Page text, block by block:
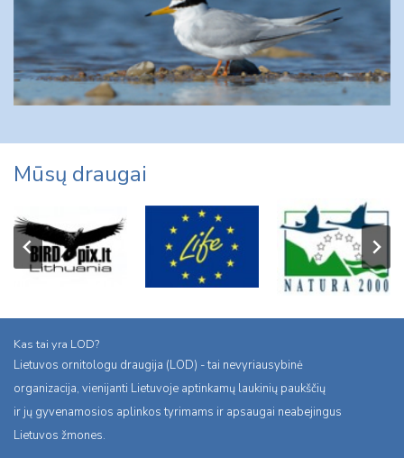
Mūsų draugai
Kas tai yra LOD?
Lietuvos ornitologu draugija (LOD) - tai nevyriausybinė
organizacija, vienijanti Lietuvoje aptinkamų laukinių paukščių
ir jų gyvenamosios aplinkos tyrimams ir apsaugai neabejingus
Lietuvos žmones.